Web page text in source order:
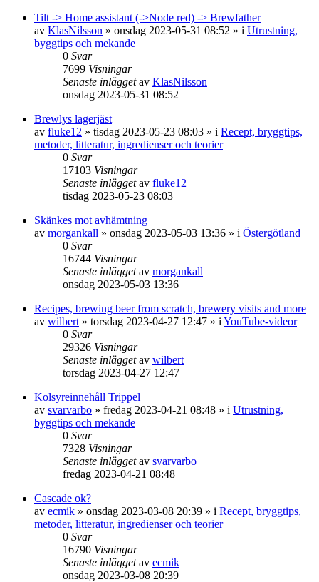
Tilt -> Home assistant (->Node red) -> Brewfather
av KlasNilsson » onsdag 2023-05-31 08:52 » i Utrustning,
byggtips och mekande
0 Svar
7699 Visningar
Senaste inläggetav KlasNilsson
onsdag 2023-05-31 08:52
Brewlys lagerjäst
av fluke12 » tisdag 2023-05-23 08:03 » i Recept, bryggtips,
metoder, litteratur, ingredienser och teorier
0 Svar
17103 Visningar
Senaste inläggetav fluke12
tisdag 2023-05-23 08:03
Skänkes mot avhämtning
av morgankall » onsdag 2023-05-03 13:36 » i Östergötland
0 Svar
16744 Visningar
Senaste inläggetav morgankall
onsdag 2023-05-03 13:36
Recipes, brewing beer from scratch, brewery visits and more
av wilbert » torsdag 2023-04-27 12:47 » i YouTube-videor
0 Svar
29326 Visningar
Senaste inläggetav wilbert
torsdag 2023-04-27 12:47
Kolsyreinnehåll Trippel
av svarvarbo » fredag 2023-04-21 08:48 » i Utrustning,
byggtips och mekande
0 Svar
7328 Visningar
Senaste inläggetav svarvarbo
fredag 2023-04-21 08:48
Cascade ok?
av ecmik » onsdag 2023-03-08 20:39 » i Recept, bryggtips,
metoder, litteratur, ingredienser och teorier
0 Svar
16790 Visningar
Senaste inläggetav ecmik
onsdag 2023-03-08 20:39